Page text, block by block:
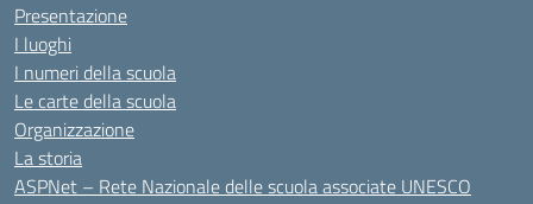
Presentazione
I luoghi
I numeri della scuola
Le carte della scuola
Organizzazione
La storia
ASPNet – Rete Nazionale delle scuola associate UNESCO